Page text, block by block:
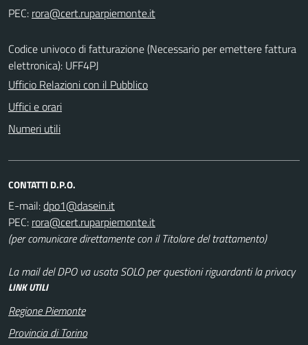
PEC:
Codice univoco di fatturazione (Necessario per emettere fattura
elettronica): UFF4PJ
Ufficio Relazioni con il Pubblico
Uffici e orari
Numeri utili
CONTATTI D.P.O.
E-mail:
PEC:
(per comunicare direttamente con il Titolare del trattamento)
La mail del DPO va usata SOLO per questioni riguardanti la privacy
LINK UTILI
Regione Piemonte
Provincia di Torino